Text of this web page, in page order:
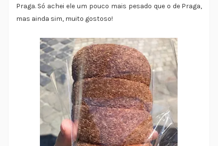
Praga. Só achei ele um pouco mais pesado que o de Praga,
mas ainda sim, muito gostoso!